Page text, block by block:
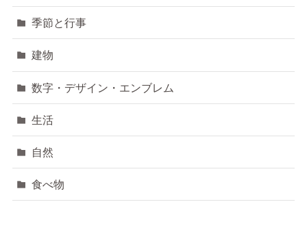
季節と行事
建物
数字・デザイン・エンブレム
生活
自然
食べ物